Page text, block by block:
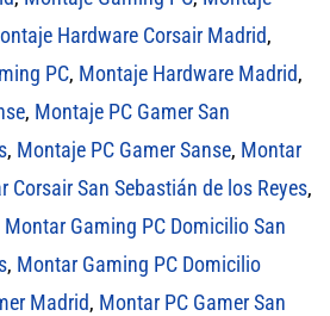
Hardware Corsair Madrid,
PC, Montaje Hardware Madrid,
, Montaje PC Gamer San
, Montaje PC Gamer Sanse, Montar
Corsair San Sebastián de los Reyes,
Montar Gaming PC Domicilio San
, Montar Gaming PC Domicilio
Madrid, Montar PC Gamer San